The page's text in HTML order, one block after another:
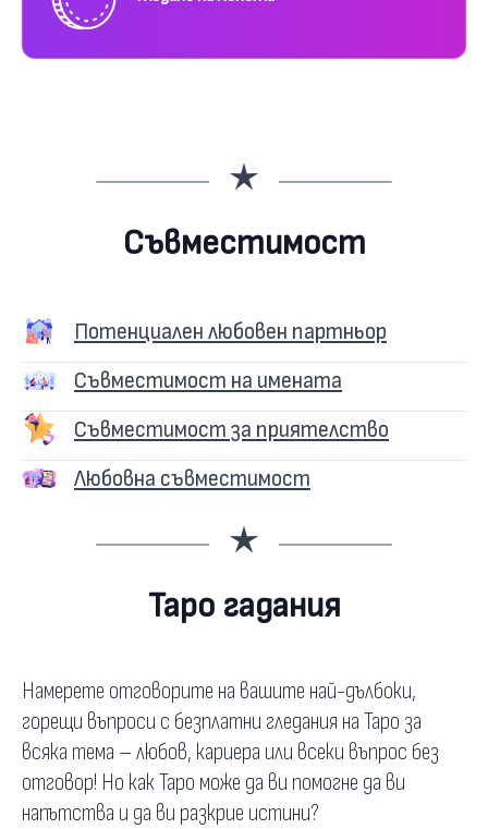
Съвместимост
Потенциален любовен партньор
Съвместимост на имената
Съвместимост за приятелство
Любовна съвместимост
Таро гадания
Намерете отговорите на вашите най-дълбоки,
горещи въпроси с безплатни гледания на Таро за
всяка тема – любов, кариера или всеки въпрос без
отговор! Но как Таро може да ви помогне да ви
напътства и да ви разкрие истини?